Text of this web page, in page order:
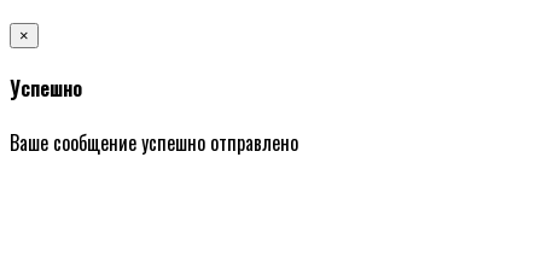
×
Успешно
Ваше сообщение успешно отправлено